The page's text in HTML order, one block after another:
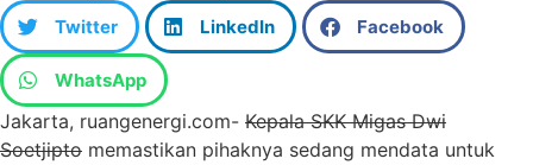
Twitter LinkedIn Facebook
WhatsApp
Jakarta, ruangenergi.com- Kepala SKK Migas Dwi
Soetjipto memastikan pihaknya sedang mendata untuk